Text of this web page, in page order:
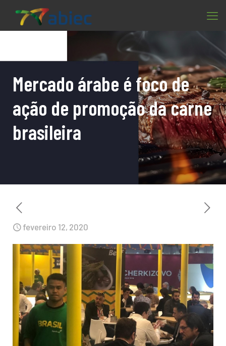
Mercado árabe é foco de
ação de promoção da carne
brasileira
fevereiro 12, 2020